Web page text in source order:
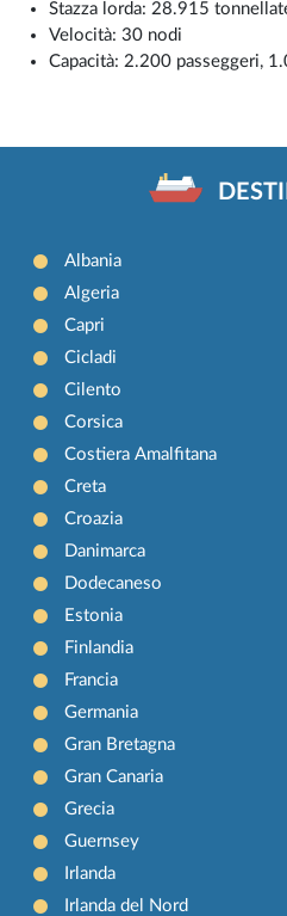
Stazza lorda: 28.915
Velocità: 30 nodi
Capacità: 2.200 passeggeri,
Albania
Algeria
Capri
Cicladi
Cilento
Corsica
Costiera Amalfitana
Creta
Croazia
Danimarca
Dodecaneso
Estonia
Finlandia
Francia
Germania
Gran Bretagna
Gran Canaria
Grecia
Guernsey
Irlanda
Irlanda del Nord